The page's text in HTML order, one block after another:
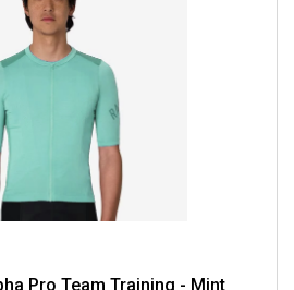
Pro Team Training - Mint